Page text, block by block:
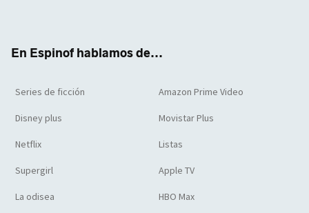
En Espinof hablamos de...
Series de ficción Amazon Prime Video
Disney plus Movistar Plus
Netflix Listas
Supergirl Apple TV
La odisea HBO Max